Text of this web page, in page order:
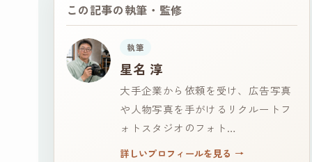
この記事の執筆・監修
執筆
星名 淳
大手企業から依頼を受け、広告写真
や人物写真を手がけるリクルートフ
ォトスタジオのフォト…
詳しいプロフィールを見る →